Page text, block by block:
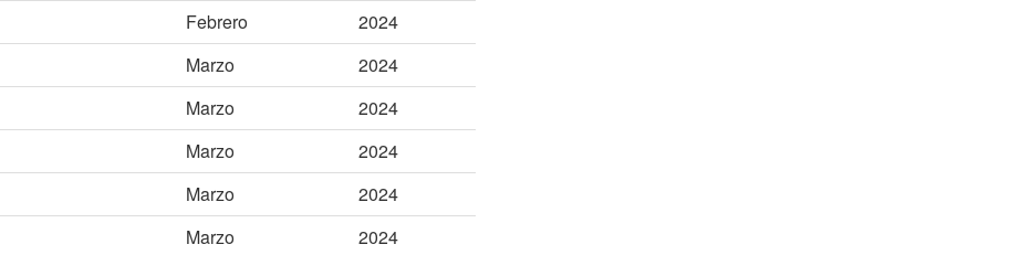
Febrero
2024
Marzo
2024
Marzo
2024
Marzo
2024
Marzo
2024
Marzo
2024